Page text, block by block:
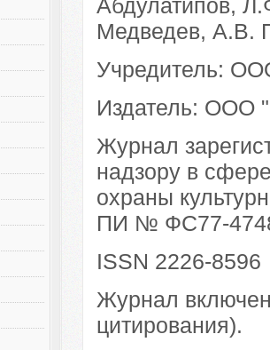
Абдулатипов,
Медведев, А.В.
Учредитель:
Издатель: ООО
Журнал
надзору в
охраны
ПИ № ФС77-
ISSN 2226-8596
Журнал
цитирования).